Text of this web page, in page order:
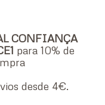
CONFIANÇA
para 10% de
desde 4€.